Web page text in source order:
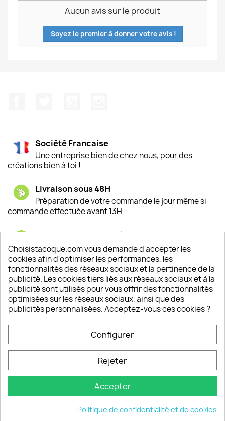
Aucun avis sur le produit
Soyez le premier à donner votre avis !
Société Francaise
Une entreprise bien de chez nous, pour des
créations bien à toi !
Livraison sous 48H
Préparation de votre commande le jour même si
commande effectuée avant 13H
Satisfaction de nos clients
Depuis 2009, entre 92% et 94% de nos clients
sont satisfaits de nos produits
Un SAV à votre écoute
Notre SAV est disponible 6/7J de 10h à 18H
keyboard_arrow_down
Choisistacoque.com vous demande d'accepter les
cookies afin d'optimiser les performances, les
fonctionnalités des réseaux sociaux et la pertinence de la
publicité. Les cookies tiers liés aux réseaux sociaux et à la
publicité sont utilisés pour vous offrir des fonctionnalités
optimisées sur les réseaux sociaux, ainsi que des
publicités personnalisées. Acceptez-vous ces cookies ?
Configurer
Rejeter
Accepter
Politique de confidentialité et de cookies